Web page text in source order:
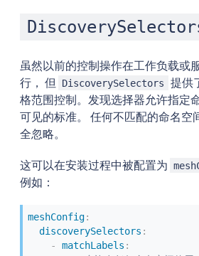
虽然以前的控制操作在工作负载或
行， 但
DiscoverySelectors
提供
格范围控制。发现选择器允许指定
可见的标准。 任何不匹配的命名空
全忽略。
这可以在安装过程中被配置为
例如：
meshConfig:
discoverySelectors :
-
matchLabels :